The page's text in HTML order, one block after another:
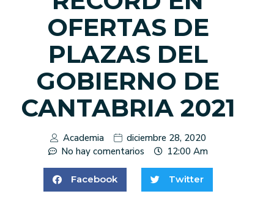
OFERTAS DE
PLAZAS DEL
GOBIERNO DE
CANTABRIA 2021
Academia
diciembre 28, 2020
No hay comentarios
12:00 Am
Facebook Twitter